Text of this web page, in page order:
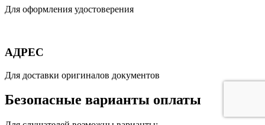
Для оформления удостоверения
АДРЕС
Для доставки оригиналов документов
Безопасные варианты оплаты